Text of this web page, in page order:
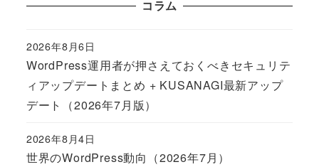
コラム
WordPress運用者が押さえておくべきセキュリテ
ィアップデートまとめ + KUSANAGI最新アップ
デート（2026年7月版）
Published
2026年8月6日
世界のWordPress動向（2026年7月）
Published
2026年8月4日